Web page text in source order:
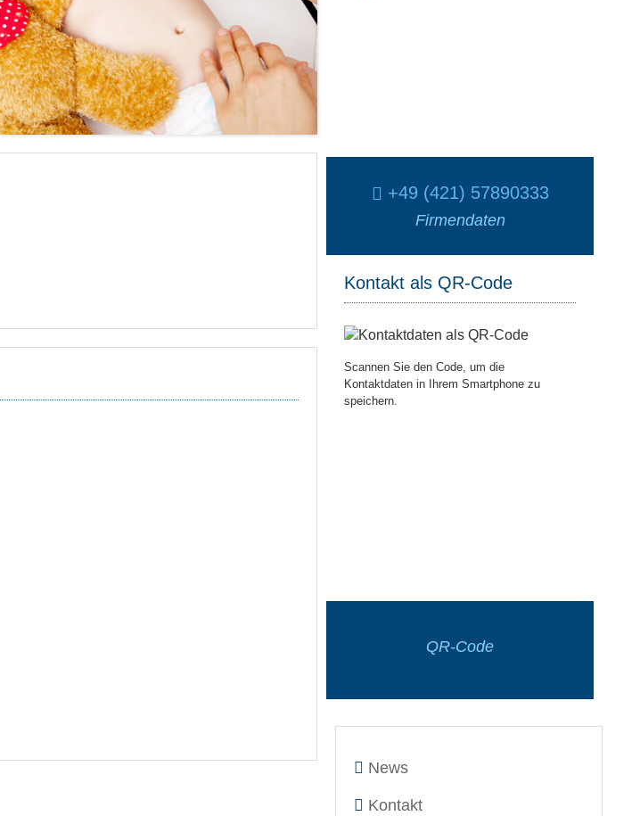
+49 (421) 57890333
Firmendaten
Kontakt als QR-Code
Scannen Sie den Code, um die
Kontaktdaten in Ihrem Smartphone zu
speichern.
QR-Code
News
Kontakt